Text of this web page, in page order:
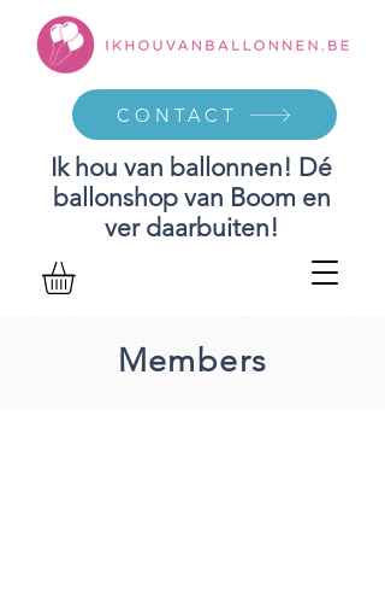
Ik hou van ballonnen! Dé
ballonshop van Boom en
ver daarbuiten!
CONTACT
Members